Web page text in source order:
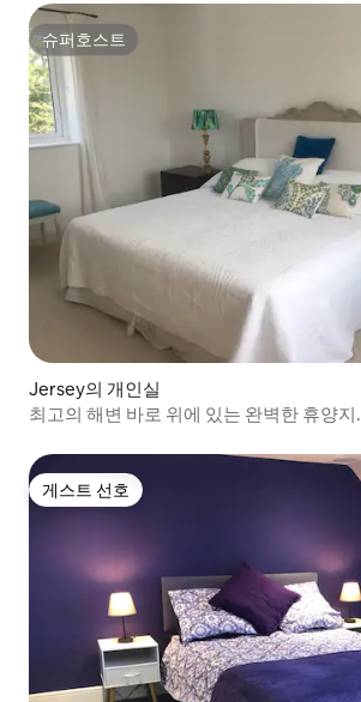
슈퍼호스트
슈퍼호스트
Jersey의 개인실
최고의 해변 바로 위에 있는 완벽한 휴양지.
게스트 선호
게스트 선호